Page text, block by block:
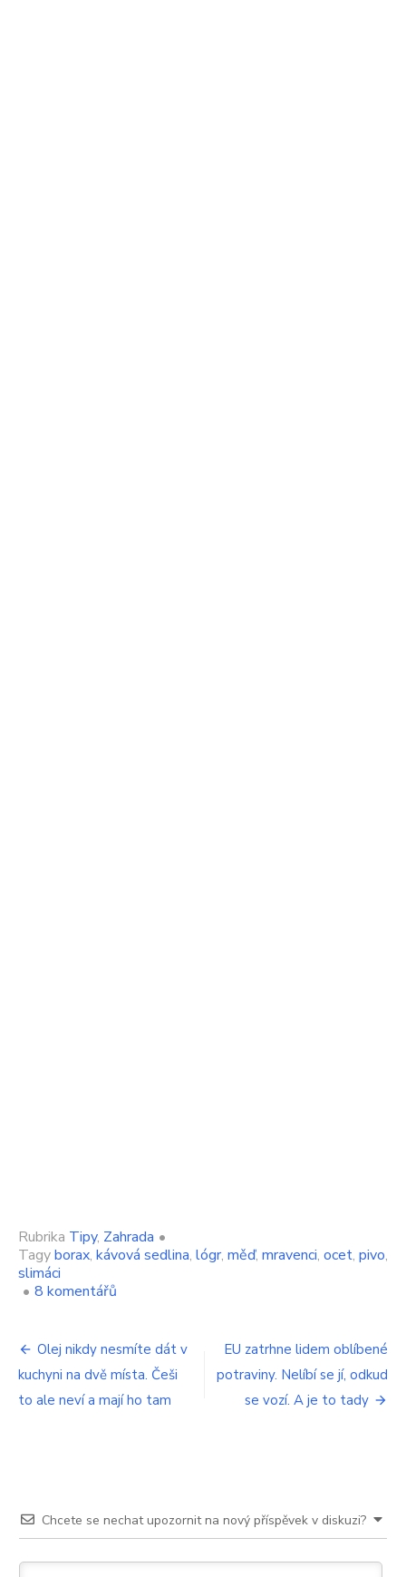
Rubrika Tipy, Zahrada •
Tagyborax, kávová sedlina, lógr, měď, mravenci, ocet, pivo,
slimáci
• 8 komentářů
názvem
Slimáci
a
mravenci
a
už
se
Navigace
pro
příspěvek
Olej nikdy nesmíte dát v
kuchyni na dvě místa. Češi
to ale neví a mají ho tam
EU zatrhne lidem oblíbené
potraviny. Nelíbí se jí, odkud
se vozí. A je to tady
Chcete se nechat upozornit na nový příspěvek v diskuzi?